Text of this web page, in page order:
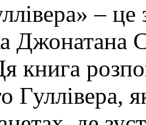
– це
Джонатана
книга
Гуллівера,